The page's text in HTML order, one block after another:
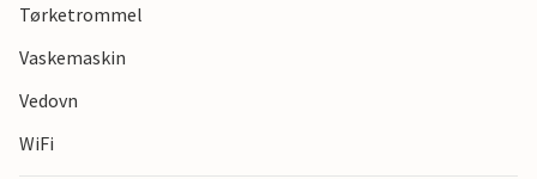
Tørketrommel
Vaskemaskin
Vedovn
WiFi